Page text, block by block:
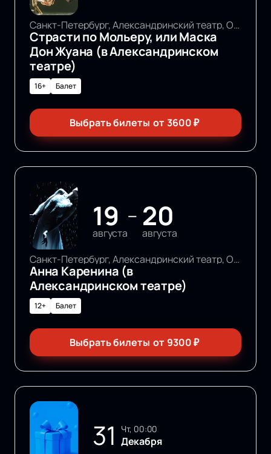
Санкт-Петербург, Александринский театр, Основная сцена
Страсти по Мольеру, или Маска
Дон Жуана (в Александринском
театре)
16+ Балет
Выбрать билеты от3600₽
19
августа
— 20
августа
Санкт-Петербург, Александринский театр, Основная сцена
Анна Каренина (в
Александринском театре)
12+ Балет
Выбрать билеты от 9300₽
31 чт, 00:00
Декабря